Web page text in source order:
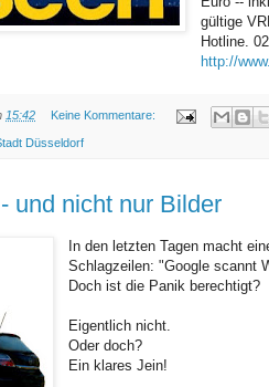
gültige
Hotline.
http://
15:42 Keine Kommentare:
Düsseldorf
und nicht nur Bilder
In den letzten Tagen macht
Schlagzeilen: "Google scannt
Doch ist die Panik berechtigt?
Eigentlich nicht.
Oder doch?
Ein klares Jein!